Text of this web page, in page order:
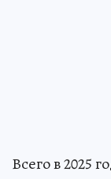
Всего в 2025